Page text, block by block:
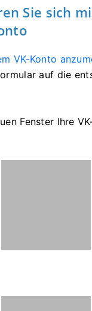
Sie sich
VK-Konto
auf die
Fenster Ihre